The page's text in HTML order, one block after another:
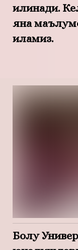
қилинади.
яна
қиламиз.
Болу